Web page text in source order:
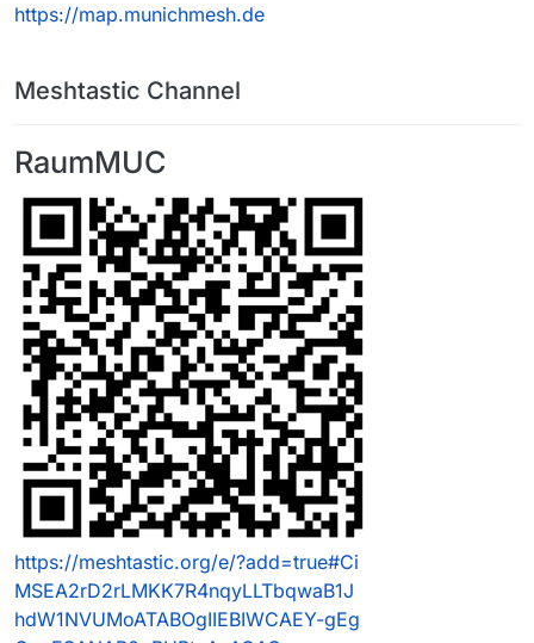
https://map.munichmesh.de
Meshtastic Channel
RaumMUC
https://meshtastic.org/e/?add=true#Ci
MSEA2rD2rLMKK7R4nqyLLTbqwaB1J
hdW1NVUMoATABOgIIEBIWCAEY-gEg